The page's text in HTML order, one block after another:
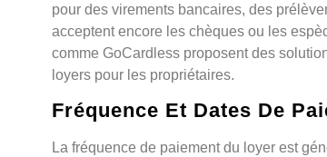
pour des virements bancaires, des
acceptent encore les chèques ou les
comme GoCardless proposent des
loyers pour les propriétaires.
Fréquence Et Dates De
La fréquence de paiement du loyer est